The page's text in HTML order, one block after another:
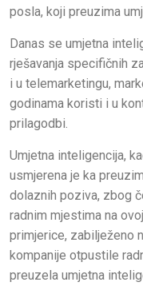
posla, koji preuzima
Danas se umjetna
rješavanja specifičnih
i u telemarketingu,
godinama koristi i u
prilagodbi.
Umjetna inteligencija,
usmjerena je ka
dolaznih poziva, zbog
radnim mjestima na
primjerice, zabilježeno
kompanije otpustile
preuzela umjetna